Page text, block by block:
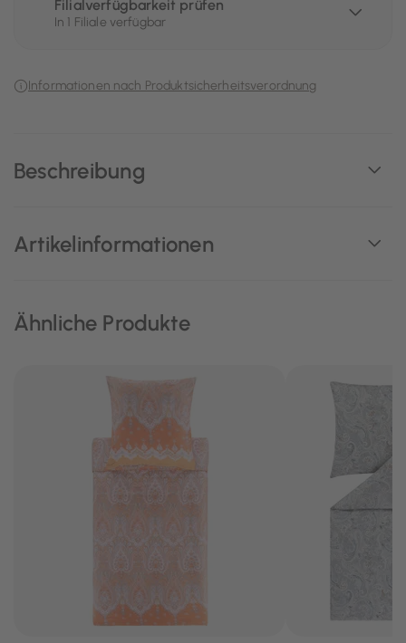
Beschreibung
Artikelinformationen
Filialverfügbarkeit prüfen
In 1 Filiale verfügbar
Informationen nach Produktsicherheitsverordnung